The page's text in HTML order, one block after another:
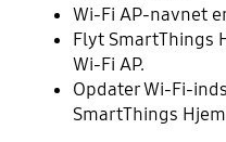
Wi-Fi AP-navnet
Flyt SmartThings
Wi-Fi AP.
Opdater Wi-Fi-
SmartThings